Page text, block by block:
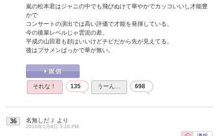
嵐の松本君はジャニの中でも飛びぬけて華やかでカッコいいし才能豊
かで
コンサートの演出では高い評価で才能を発揮している。
今の後輩レベルじゃ雲泥の差。
平成の山田君も顔はいいけどチビだから先が見えてる。
後はブサメンばっかで華が無い。
それな！ 135 うーん… 698
36 名無しだＪ より
2016年1月8日 3:16 PM